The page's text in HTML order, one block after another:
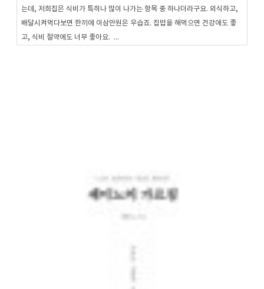
는데, 저희집은 식비가 특히나 많이 나가는 항목 중 하나더라구요. 외식하고,
배달시켜먹다보면 한끼에 이삼만원은 우습죠. 집밥을 해먹으면 건강에도 좋
고, 식비 절약에도 너무 좋아요. ...